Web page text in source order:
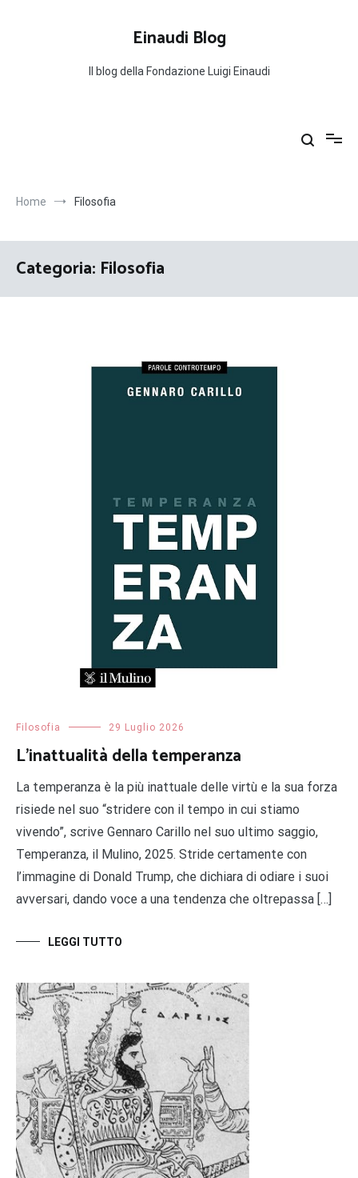
Einaudi Blog
Il blog della Fondazione Luigi Einaudi
Home Filosofia
Categoria: Filosofia
Filosofia 29 Luglio 2026
L’inattualità della temperanza
La temperanza è la più inattuale delle virtù e la sua forza
risiede nel suo “stridere con il tempo in cui stiamo
vivendo”, scrive Gennaro Carillo nel suo ultimo saggio,
Temperanza, il Mulino, 2025. Stride certamente con
l’immagine di Donald Trump, che dichiara di odiare i suoi
avversari, dando voce a una tendenza che oltrepassa […]
LEGGI TUTTO